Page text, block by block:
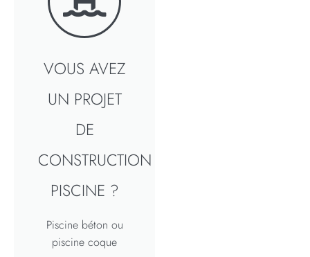
VOUS AVEZ
UN PROJET
DE
CONSTRUCTION
PISCINE ?
Piscine béton ou
piscine coque